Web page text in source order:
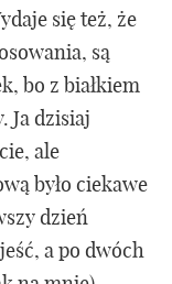
się też, że
są
bo z białkiem
Ja dzisiaj
ale
było ciekawe
dzień
a po dwóch